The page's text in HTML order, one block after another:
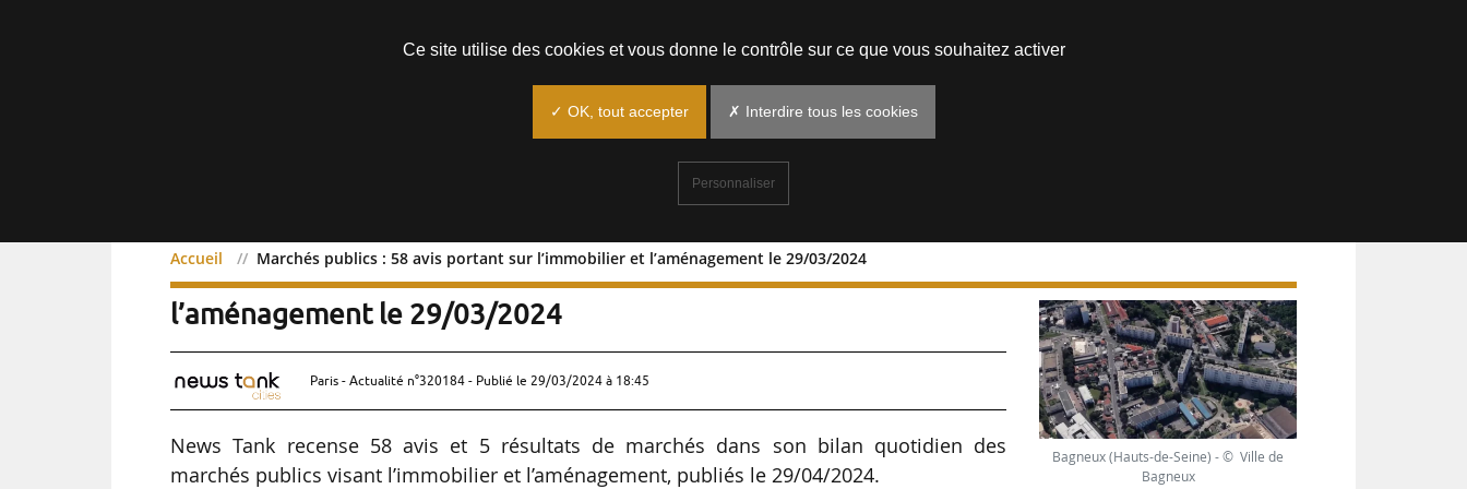
Accueil Marchés publics : 58 avis portant sur l’immobilier et l’aménagement le 29/03/2024
Marchés publics : 58 avis portant sur l’immobilier et
l’aménagement le 29/03/2024
Paris - Actualité n°320184 - Publié le 29/03/2024 à 18:45
News Tank recense 58 avis et 5 résultats de marchés dans son bilan quotidien des
marchés publics visant l’immobilier et l’aménagement, publiés le 29/04/2024.
Bagneux (Hauts-de-Seine) - © Ville de
Bagneux
Ce site utilise des cookies et vous donne le contrôle sur ce que vous souhaitez activer
✓ OK, tout accepter ✗ Interdire tous les cookies
Personnaliser